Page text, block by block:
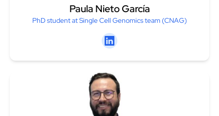
Paula Nieto García
PhD student at Single Cell Genomics team (CNAG)
Linkedin